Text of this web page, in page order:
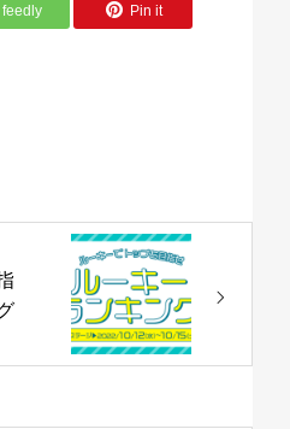
feedly Pin it